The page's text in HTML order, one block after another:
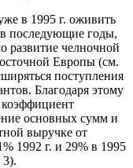
в 1995 г. оживить
последующие годы,
развитие челночной
Европы (см.
поступления
Благодаря этому
коэффициент
основных сумм и
выручке от
1992 г. и 29% в 1995
3).